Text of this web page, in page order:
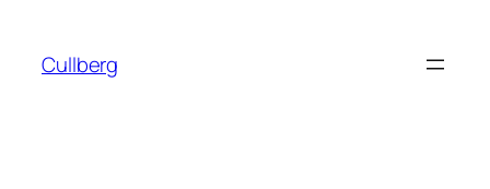
innehåll
Cullberg